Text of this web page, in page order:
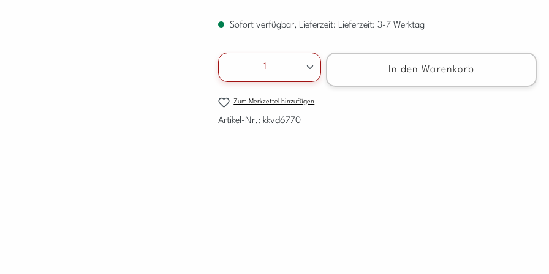
Sofort verfügbar, Lieferzeit: Lieferzeit: 3-7 Werktag
Produkt Anzahl: Gib den gewünschten Wert ein oder
In den Warenkorb
Zum Merkzettel hinzufügen
Artikel-Nr.: kkvd6770